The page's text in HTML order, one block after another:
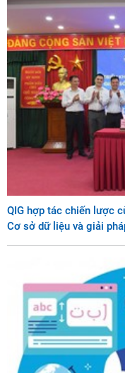
QIG hợp tác chiến lược
Cơ sở dữ liệu và giải